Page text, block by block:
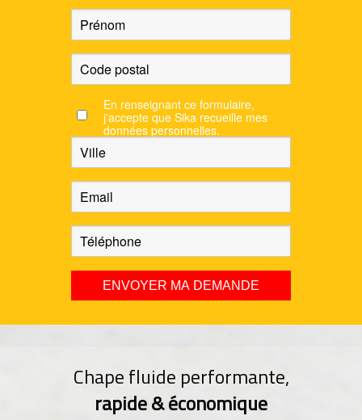
En renseignant ce formulaire,
j'accepte que Sika recueille mes
données personnelles.
Chape fluide performante,
rapide & économique